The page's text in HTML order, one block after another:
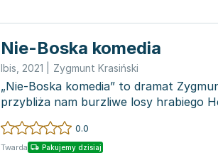
Nie-Boska komedia
Ibis 2021 Zygmunt Krasiński
„Nie-Boska komedia” to dramat
przybliża nam burzliwe losy hrabiego
dwóch aktach...
0.0
Twarda Pakujemy dzisiaj